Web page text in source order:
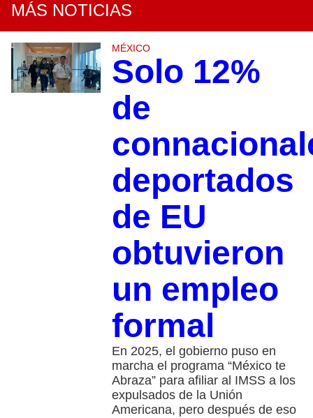
MÁS NOTICIAS
MÉXICO
Solo 12%
de
deportados
de EU
obtuvieron
un empleo
formal
En 2025, el gobierno puso en
marcha el programa “México te
Abraza” para afiliar al IMSS a los
expulsados de la Unión
Americana, pero después de eso